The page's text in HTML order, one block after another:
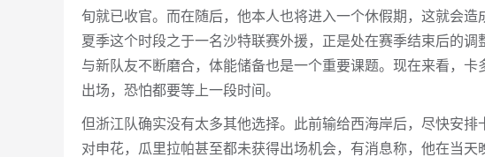
旬就已收官。而在随后，他本人也将进入一个休假期，这就会造
夏季这个时段之于一名沙特联赛外援，正是处在赛季结束后的调
与新队友不断磨合，体能储备也是一个重要课题。现在来看，
出场，恐怕都要等上一段时间。
但浙江队确实没有太多其他选择。此前输给西海岸后，尽快安
对申花，瓜里拉帕甚至都未获得出场机会，有消息称，他在当